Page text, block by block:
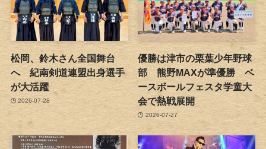
松岡、鈴木さん全国舞台
へ 紀南剣道連盟出身選手
が大活躍
2026-07-28
優勝は津市の栗葉少年野球
部 熊野MAXが準優勝 ベ
ースボールフェスタ学童大
会で熱戦展開
2026-07-27